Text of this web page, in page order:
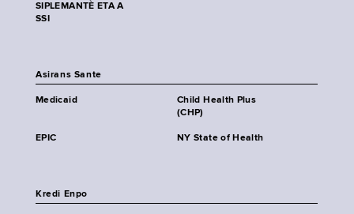
SIPLEMANTÈ ETA A
SSI
Asirans Sante
Medicaid
Child Health Plus
(CHP)
EPIC NY State of Health
Kredi Enpo